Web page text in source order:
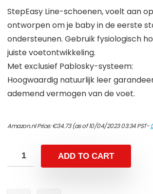
StepEasy Line-schoenen, voelt aan
ontworpen om je baby in de eerste
ondersteunen. Gebruik fysiologisch
juiste voetontwikkeling.
Met exclusief Pablosky-systeem:
Hoogwaardig natuurlijk leer
ademend vermogen van de voet.
Amazon.nl Price:€34.73(as of 10/04/2023 03:34 PST-
ADD TO CART